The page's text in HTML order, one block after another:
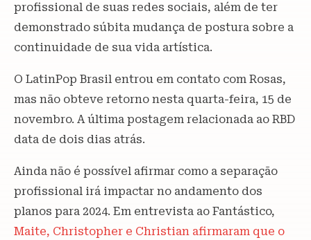
profissional de suas redes sociais, além de ter
demonstrado súbita mudança de postura sobre a
continuidade de sua vida artística.
O LatinPop Brasil entrou em contato com Rosas,
mas não obteve retorno nesta quarta-feira, 15 de
novembro. A última postagem relacionada ao RBD
data de dois dias atrás.
Ainda não é possível afirmar como a separação
profissional irá impactar no andamento dos
planos para 2024. Em entrevista ao Fantástico,
Maite, Christopher e Christian afirmaram que o